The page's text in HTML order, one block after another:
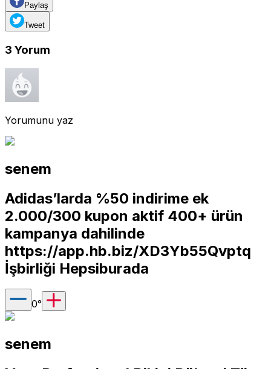
Paylaş
Tweet
3 Yorum
Yorumunu yaz
senem
Adidas’larda %50 indirime ek
2.000/300 kupon aktif 400+ ürün
kampanya dahilinde
https://app.hb.biz/XD3Yb55Qvptq
İşbirliği Hepsiburada
0°
senem